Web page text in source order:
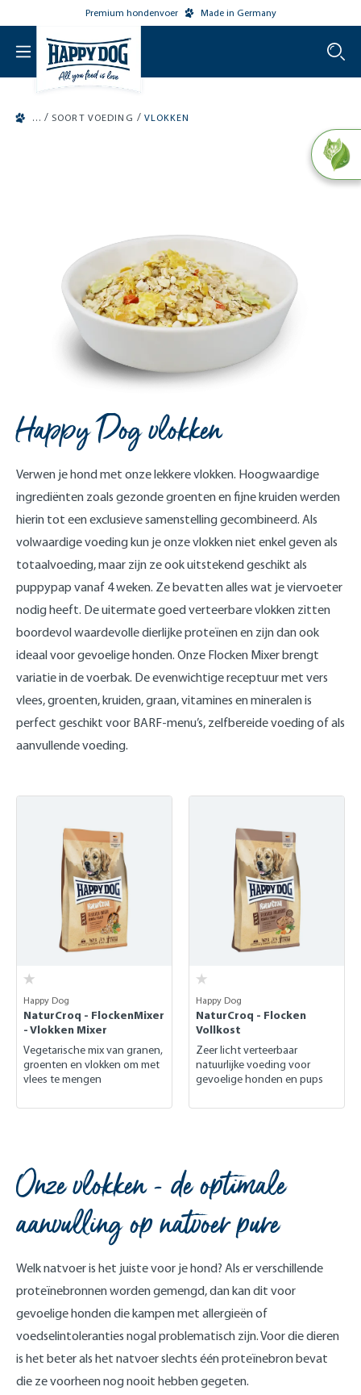
Premium hondenvoer Made in Germany
/ SOORT VOEDING / VLOKKEN
Happy Dog vlokken
Verwen je hond met onze lekkere vlokken. Hoogwaardige
ingrediënten zoals gezonde groenten en fijne kruiden werden
hierin tot een exclusieve samenstelling gecombineerd. Als
volwaardige voeding kun je onze vlokken niet enkel geven als
totaalvoeding, maar zijn ze ook uitstekend geschikt als
puppypap vanaf 4 weken. Ze bevatten alles wat je viervoeter
nodig heeft. De uitermate goed verteerbare vlokken zitten
boordevol waardevolle dierlijke proteïnen en zijn dan ook
ideaal voor gevoelige honden. Onze Flocken Mixer brengt
variatie in de voerbak. De evenwichtige receptuur met vers
vlees, groenten, kruiden, graan, vitamines en mineralen is
perfect geschikt voor BARF-menu’s, zelfbereide voeding of als
aanvullende voeding.
Happy Dog
NaturCroq - FlockenMixer
- Vlokken Mixer
Vegetarische mix van granen,
groenten en vlokken om met
vlees te mengen
Happy Dog
NaturCroq - Flocken
Vollkost
Zeer licht verteerbaar
natuurlijke voeding voor
gevoelige honden en pups
Onze vlokken - de optimale
aanvulling op natvoer pure
Welk natvoer is het juiste voor je hond? Als er verschillende
proteïnebronnen worden gemengd, dan kan dit voor
gevoelige honden die kampen met allergieën of
voedselintoleranties nogal problematisch zijn. Voor die dieren
is het beter als het natvoer slechts één proteïnebron bevat
die ze voorheen nog nooit hebben gegeten.